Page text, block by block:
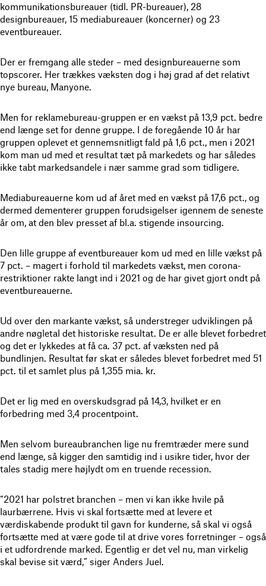
kommunikationsbureauer (tidl. PR-bureauer), 28
designbureauer, 15 mediabureauer (koncerner) og 23
eventbureauer.
Der er fremgang alle steder – med designbureauerne som
topscorer. Her trækkes væksten dog i høj grad af det relativt
nye bureau, Manyone.
Men for reklamebureau-gruppen er en vækst på 13,9 pct. bedre
end længe set for denne gruppe. I de foregående 10 år har
gruppen oplevet et gennemsnitligt fald på 1,6 pct., men i 2021
kom man ud med et resultat tæt på markedets og har således
ikke tabt markedsandele i nær samme grad som tidligere.
Mediabureauerne kom ud af året med en vækst på 17,6 pct., og
dermed dementerer gruppen forudsigelser igennem de seneste
år om, at den blev presset af bl.a. stigende insourcing.
Den lille gruppe af eventbureauer kom ud med en lille vækst på
7 pct. – magert i forhold til markedets vækst, men corona-
restriktioner rakte langt ind i 2021 og de har givet gjort ondt på
eventbureauerne.
Ud over den markante vækst, så understreger udviklingen på
andre nøgletal det historiske resultat. De er alle blevet forbedret
og det er lykkedes at få ca. 37 pct. af væksten ned på
bundlinjen. Resultat før skat er således blevet forbedret med 51
pct. til et samlet plus på 1,355 mia. kr.
Det er lig med en overskudsgrad på 14,3, hvilket er en
forbedring med 3,4 procentpoint.
Men selvom bureaubranchen lige nu fremtræder mere sund
end længe, så kigger den samtidig ind i usikre tider, hvor der
tales stadig mere højlydt om en truende recession.
“2021 har polstret branchen – men vi kan ikke hvile på
laurbærrene. Hvis vi skal fortsætte med at levere et
værdiskabende produkt til gavn for kunderne, så skal vi også
fortsætte med at være gode til at drive vores forretninger – også
i et udfordrende marked. Egentlig er det vel nu, man virkelig
skal bevise sit værd,” siger Anders Juel.